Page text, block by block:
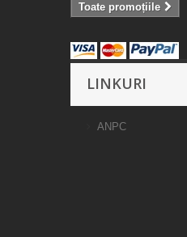
Toate promoțiile
LINKURI
ANPC